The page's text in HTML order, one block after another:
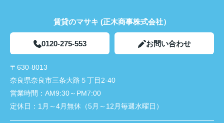
賃貸のマサキ (正木商事株式会社）
0120-275-553 お問い合わせ
〒630-8013
奈良県奈良市三条大路５丁目2-40
営業時間： AM9:30～PM7:00
定休日： 1月～4月無休（5月～12月毎週水曜日）